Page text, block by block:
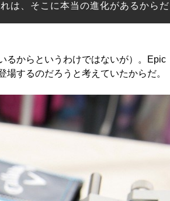
は、そこに本当の進化があるからだ
るからというわけではないが）。Epic
するのだろうと考えていたからだ。